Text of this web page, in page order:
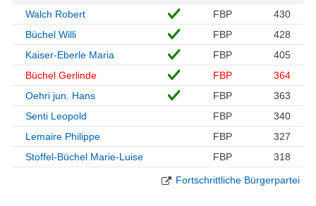
Walch Robert
FBP
430
Büchel Willi
FBP
428
Kaiser-Eberle Maria
FBP
405
Büchel Gerlinde
FBP
364
Oehri jun. Hans
FBP
363
Senti Leopold
FBP
340
Lemaire Philippe
FBP
327
Stoffel-Büchel Marie-Luise
FBP 318
Fortschrittliche Bürgerpartei